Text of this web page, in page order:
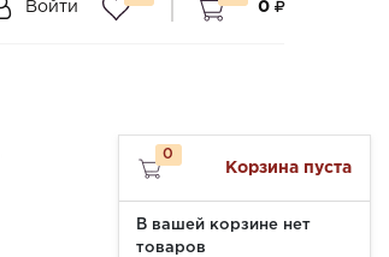
Войти
0
0
Корзина пуста
В вашей корзине нет
товаров